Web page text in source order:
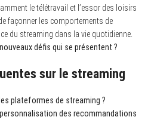
le télétravail et l’essor des loisirs
façonner les comportements de
du streaming dans la vie quotidienne.
défis qui se présentent ?
sur le streaming
plateformes de streaming ?
des recommandations